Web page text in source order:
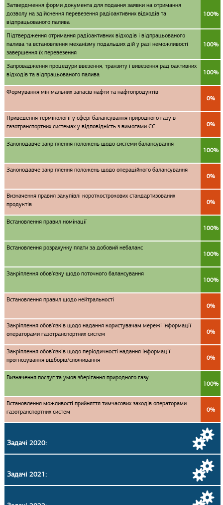
Затвердження форми документа для подання заявки на отримання
дозволу на здійснення перевезення радіоактивних відходів та
відпрацьованого палива
100%
Підтвердження отримання радіоактивних відходів і відпрацьованого
палива та встановлення механізму подальших дій у разі неможливості
завершення їх перевезення
100%
Запровадження процедури ввезення, транзиту і вивезення радіоактивних
відходів та відпрацьованого палива
100%
Формування мінімальних запасів нафти та нафтопродуктів
0%
Приведення термінології у сфері балансування природного газу в
газотранспортних системах у відповідність з вимогами ЄС
0%
Законодавче закріплення положень щодо системи балансування
100%
Законодавче закріплення положень щодо операційного балансування
0%
Визначення правил закупівлі короткострокових стандартизованих
продуктів
0%
Встановлення правил номінації
100%
Встановлення розрахунку плати за добовий небаланс
100%
Закріплення обов'язку щодо поточного балансування
100%
Встановлення правил щодо нейтральності
0%
Закріплення обов'язків щодо надання користувачам мережі інформації
операторами газотранспортних систем
0%
Закріплення обов'язків щодо періодичності надання інформації
прогнозування відборів/споживання
0%
Визначення послуг та умов зберігання природного газу
100%
Встановлення можливості прийняття тимчасових заходів операторами
газотранспортних систем
0%
Задачі 2020:
Задачі 2021: